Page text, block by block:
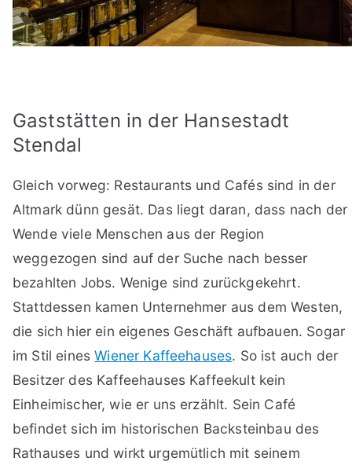
Gaststätten in der Hansestadt
Stendal
Gleich vorweg: Restaurants und Cafés sind in der
Altmark dünn gesät. Das liegt daran, dass nach der
Wende viele Menschen aus der Region
weggezogen sind auf der Suche nach besser
bezahlten Jobs. Wenige sind zurückgekehrt.
Stattdessen kamen Unternehmer aus dem Westen,
die sich hier ein eigenes Geschäft aufbauen. Sogar
im Stil einesWiener Kaffeehauses. So ist auch der
Besitzer des Kaffeehauses Kaffeekult kein
Einheimischer, wie er uns erzählt. Sein Café
befindet sich im historischen Backsteinbau des
Rathauses und wirkt urgemütlich mit seinem